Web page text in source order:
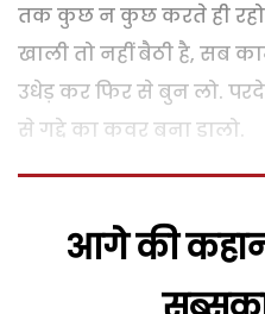
तक कुछ न कुछ करते ही
खाली तो नहीं बैठी है, सब
उधेड़ कर फिर से बुन लो.
से गद्दे का कवर बना डालो.
आगे की